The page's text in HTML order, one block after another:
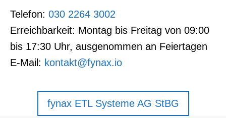
Telefon: 030 2264 3002
Erreichbarkeit: Montag bis Freitag von 09:00
bis 17:30 Uhr, ausgenommen an Feiertagen
E-Mail: kontakt@fynax.io
fynax ETL Systeme AG StBG